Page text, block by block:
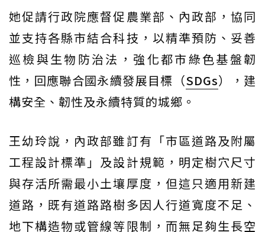
她促請行政院應督促農業部、內政部，協同
並支持各縣市結合科技，以精準預防、妥善
巡檢與生物防治法，強化都市綠色基盤韌
性，回應聯合國永續發展目標（SDGs），建
構安全、韌性及永續特質的城鄉。
王幼玲說，內政部雖訂有「市區道路及附屬
工程設計標準」及設計規範，明定樹穴尺寸
與存活所需最小土壤厚度，但這只適用新建
道路，既有道路路樹多因人行道寬度不足、
地下構造物或管線等限制，而無足夠生長空